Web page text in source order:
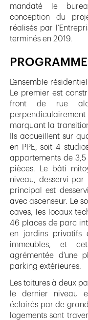
mandaté le
conception du
réalisés par
terminés en 2019.
PROGRAMME
L’ensemble
Le premier est
front de rue
perpendiculairement
marquant la
Ils accueillent sur
en PPE, soit 4
appartements de
pièces. Le bâti
niveau, desservi par
principal est
avec ascenseur. Le
caves, les locaux
46 places de parc
en jardins privatifs
immeubles, et
agrémentée
parking extérieures.
Les toitures à deux
le dernier niveau
éclairés par de
logements sont